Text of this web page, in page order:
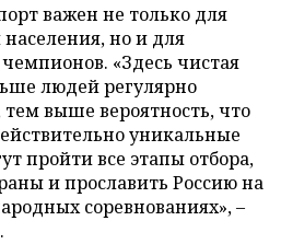
важен не только для
но и для
«Здесь чистая
людей регулярно
выше вероятность, что
уникальные
пройти все этапы отбора,
и прославить Россию на
соревнованиях», –